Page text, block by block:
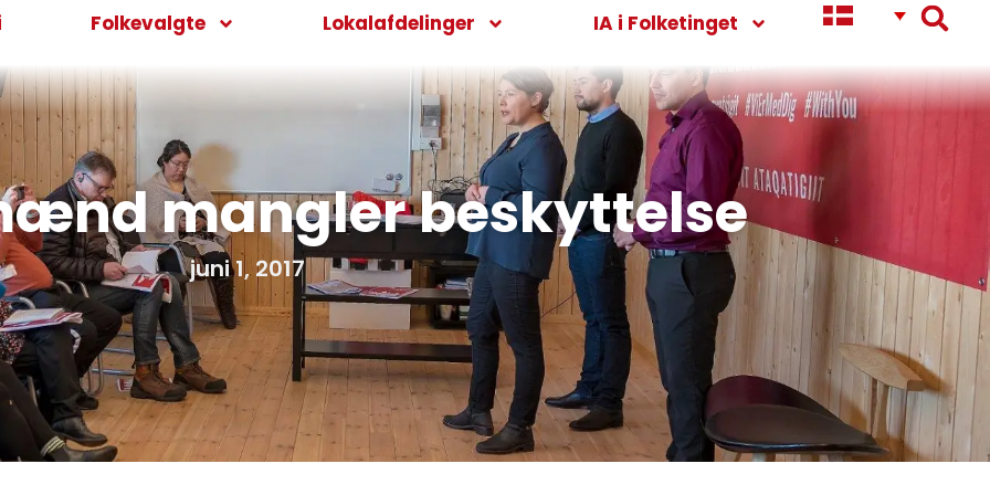
Folkevalgte Lokalafdelinger IA i Folketinget
mangler beskyttelse
juni 1, 2017